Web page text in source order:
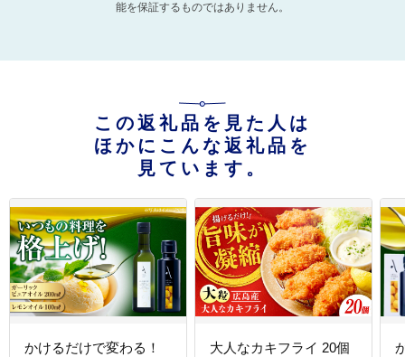
能を保証するものではありません。
この返礼品を見た人は
ほかにこんな返礼品を
見ています。
かけるだけで変わる！
大人なカキフライ 20個